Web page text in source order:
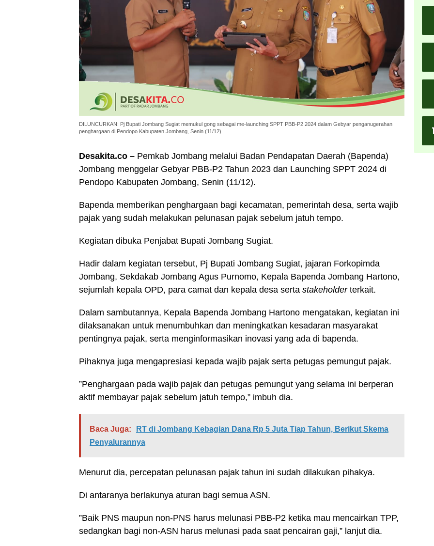
DILUNCURKAN: Pj Bupati Jombang Sugiat memukul gong sebagai me-launching SPPT PBB-P2 2024 dalam Gebyar penganugerahan
penghargaan di Pendopo Kabupaten Jombang, Senin (11/12).
Desakita.co – Pemkab Jombang melalui Badan Pendapatan Daerah (Bapenda)
Jombang menggelar Gebyar PBB-P2 Tahun 2023 dan Launching SPPT 2024 di
Pendopo Kabupaten Jombang, Senin (11/12).
Bapenda memberikan penghargaan bagi kecamatan, pemerintah desa, serta wajib
pajak yang sudah melakukan pelunasan pajak sebelum jatuh tempo.
Kegiatan dibuka Penjabat Bupati Jombang Sugiat.
Hadir dalam kegiatan tersebut, Pj Bupati Jombang Sugiat, jajaran Forkopimda
Jombang, Sekdakab Jombang Agus Purnomo, Kepala Bapenda Jombang Hartono,
sejumlah kepala OPD, para camat dan kepala desa serta stakeholderterkait.
Dalam sambutannya, Kepala Bapenda Jombang Hartono mengatakan, kegiatan ini
dilaksanakan untuk menumbuhkan dan meningkatkan kesadaran masyarakat
pentingnya pajak, serta menginformasikan inovasi yang ada di bapenda.
Pihaknya juga mengapresiasi kepada wajib pajak serta petugas pemungut pajak.
”Penghargaan pada wajib pajak dan petugas pemungut yang selama ini berperan
aktif membayar pajak sebelum jatuh tempo,” imbuh dia.
Baca Juga:
RT di Jombang Kebagian Dana Rp 5 Juta Tiap Tahun, Berikut Skema
Penyalurannya
Menurut dia, percepatan pelunasan pajak tahun ini sudah dilakukan pihakya.
Di antaranya berlakunya aturan bagi semua ASN.
”Baik PNS maupun non-PNS harus melunasi PBB-P2 ketika mau mencairkan TPP,
sedangkan bagi non-ASN harus melunasi pada saat pencairan gaji,” lanjut dia.